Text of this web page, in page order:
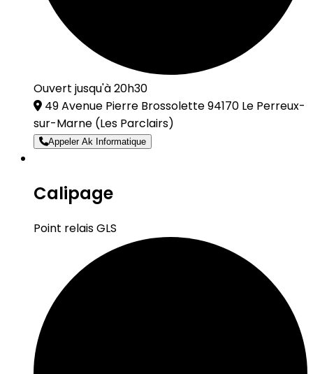
Ouvert jusqu'à 20h30
49 Avenue Pierre Brossolette 94170 Le Perreux-
sur-Marne (Les Parclairs)
Appeler Ak Informatique
Calipage
Point relais GLS